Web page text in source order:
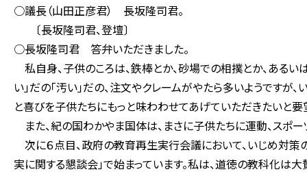
○議長（山田正彦君） 長坂隆司君。
〔長坂隆司君、登壇〕
○長坂隆司君 答弁いただきました。
私自身、子供のころは、鉄棒とか、砂場での相撲とか、あるい
い」だの「汚い」だの、注文やクレームがやたら多いようです
と喜びを子供たちにもっと味わわせてあげていただきたいと要
また、紀の国わかやま国体は、まさに子供たちに運動、スポ
次に６点目、政府の教育再生実行会議において、いじめ対
実に関する懇談会」で始まっています。私は、道徳の教科化は大